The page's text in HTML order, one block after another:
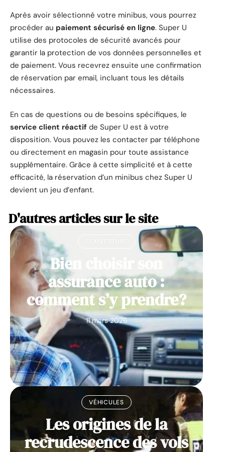
Après avoir sélectionné votre minibus, vous pourrez
procéder au paiement sécurisé en ligne. Super U
utilise des protocoles de sécurité avancés pour
garantir la protection de vos données personnelles et
de paiement. Vous recevrez ensuite une confirmation
de réservation par email, incluant tous les détails
nécessaires.
En cas de questions ou de besoins spécifiques, le
service client réactif de Super U est à votre
disposition. Vous pouvez les contacter par téléphone
ou directement en magasin pour toute assistance
supplémentaire. Grâce à cette simplicité et à cette
efficacité, la réservation d’un minibus chez Super U
devient un jeu d’enfant.
D'autres articles sur le site
Bien choisir son
assurance auto :
comment s’y prendre?
11 mars 2026
VÉHICULES
Les origines de la
recrudescence des vols